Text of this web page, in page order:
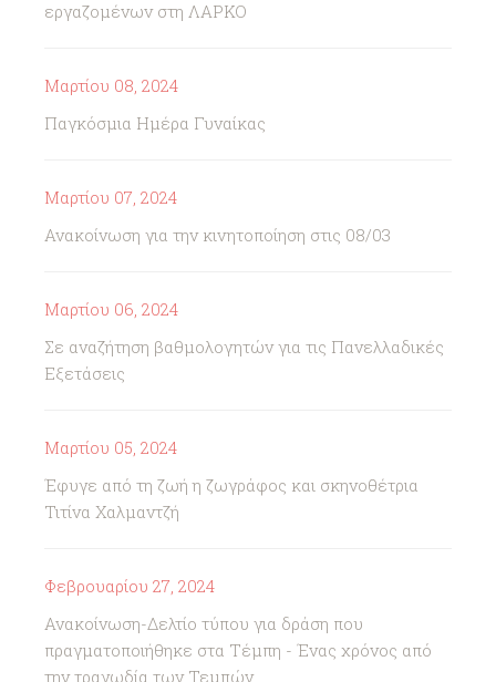
εργαζομένων στη ΛΑΡΚΟ
Μαρτίου 08, 2024
Παγκόσμια Ημέρα Γυναίκας
Μαρτίου 07, 2024
Ανακοίνωση για την κινητοποίηση στις 08/03
Μαρτίου 06, 2024
Σε αναζήτηση βαθμολογητών για τις Πανελλαδικές
Εξετάσεις
Μαρτίου 05, 2024
Έφυγε από τη ζωή η ζωγράφος και σκηνοθέτρια
Τιτίνα Χαλμαντζή
Φεβρουαρίου 27, 2024
Ανακοίνωση-Δελτίο τύπου για δράση που
πραγματοποιήθηκε στα Τέμπη - Ένας χρόνος από
την τραγωδία των Τεμπών